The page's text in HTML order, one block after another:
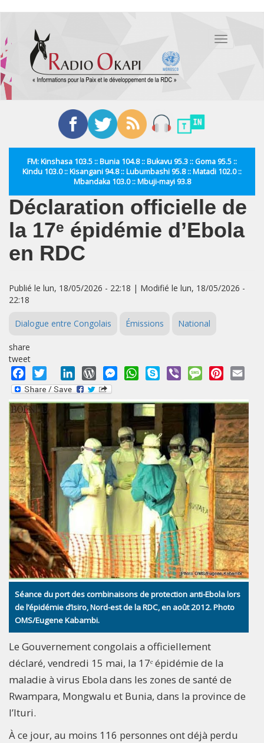
contenu
principal
Toggle
FM: Kinshasa 103.5 :: Bunia 104.8 :: Bukavu 95.3 :: Goma 95.5 ::
Kindu 103.0 :: Kisangani 94.8 :: Lubumbashi 95.8 :: Matadi 102.0 ::
Mbandaka 103.0 :: Mbuji-mayi 93.8
Déclaration officielle de
la 17ᵉ épidémie d’Ebola
en RDC
Publié le lun, 18/05/2026 - 22:18 | Modifié le lun, 18/05/2026 -
22:18
Dialogue entre Congolais Émissions National
share
tweet
Facebook
Twitter LinkedInWordPressMessengerWhatsApp
Skype Viber MessagePinterest
Séance du port des combinaisons de protection anti-Ebola lors
de l’épidémie d’Isiro, Nord-est de la RDC, en août 2012. Photo
OMS/Eugene Kabambi.
Le Gouvernement congolais a officiellement
déclaré, vendredi 15 mai, la 17ᵉ épidémie de la
maladie à virus Ebola dans les zones de santé de
Rwampara, Mongwalu et Bunia, dans la province de
l’Ituri.
À ce jour, au moins 116 personnes ont déjà perdu